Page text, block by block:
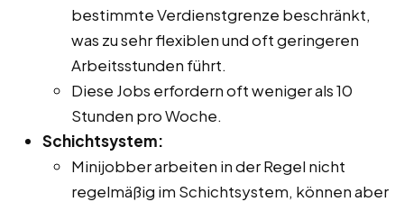
bestimmte Verdienstgrenze beschränkt,
was zu sehr flexiblen und oft geringeren
Arbeitsstunden führt.
Diese Jobs erfordern oft weniger als 10
Stunden pro Woche.
Schichtsystem:
Minijobber arbeiten in der Regel nicht
regelmäßig im Schichtsystem, können aber